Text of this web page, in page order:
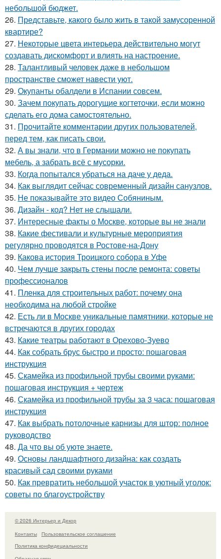
небольшой бюджет.
26. Представьте, какого было жить в такой замусоренной
квартире?
27. Некоторые цвета интерьера действительно могут
создавать дискомфорт и влиять на настроение.
28. Талантливый человек даже в небольшом
пространстве сможет навести уют.
29. Окупанты обалдели в Испании совсем.
30. Зачем покупать дорогущие когтеточки, если можно
сделать его дома самостоятельно.
31. Прочитайте комментарии других пользователей,
перед тем, как писать свои.
32. А вы знали, что в Германии можно не покупать
мебель, а забрать всё с мусорки.
33. Когда попытался убраться на даче у деда.
34. Как выглядит сейчас современный дизайн санузлов.
35. Не показывайте это видео Собяниным.
36. Дизайн - код? Нет не слышали.
37. Интересные факты о Москве, которые вы не знали
38. Какие фестивали и культурные мероприятия
регулярно проводятся в Ростове-на-Дону
39. Какова история Троицкого собора в Уфе
40. Чем лучше закрыть стены после ремонта: советы
профессионалов
41. Пленка для строительных работ: почему она
необходима на любой стройке
42. Есть ли в Москве уникальные памятники, которые не
встречаются в других городах
43. Какие театры работают в Орехово-Зуево
44. Как собрать брус быстро и просто: пошаговая
инструкция
45. Скамейка из профильной трубы своими руками:
пошаговая инструкция + чертеж
46. Скамейка из профильной трубы за 3 часа: пошаговая
инструкция
47. Как выбрать потолочные карнизы для штор: полное
руководство
48. Да что вы об уюте знаете.
49. Основы ландшафтного дизайна: как создать
красивый сад своими руками
50. Как превратить небольшой участок в уютный уголок:
советы по благоустройству
© 2026 Интерьер и Декор
Контакты
Пользовательское соглашение
Политика конфидециальности